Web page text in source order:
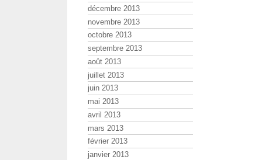
décembre 2013
novembre 2013
octobre 2013
septembre 2013
août 2013
juillet 2013
juin 2013
mai 2013
avril 2013
mars 2013
février 2013
janvier 2013